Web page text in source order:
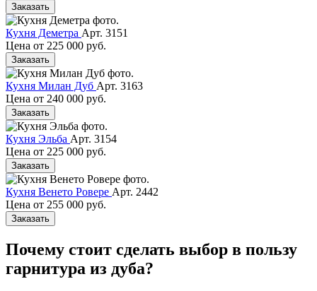
Заказать
Кухня Деметра Арт. 3151
Цена от 225 000 руб.
Заказать
Кухня Милан Дуб Арт. 3163
Цена от 240 000 руб.
Заказать
Кухня Эльба Арт. 3154
Цена от 225 000 руб.
Заказать
Кухня Венето Ровере Арт. 2442
Цена от 255 000 руб.
Заказать
Почему стоит сделать выбор в пользу
гарнитура из дуба?